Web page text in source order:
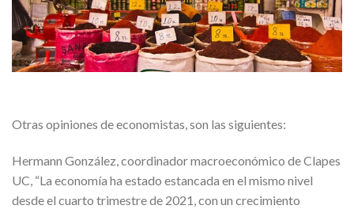
Otras opiniones de economistas, son las siguientes:
Hermann González, coordinador macroeconómico de Clapes
UC, “La economía ha estado estancada en el mismo nivel
desde el cuarto trimestre de 2021, con un crecimiento